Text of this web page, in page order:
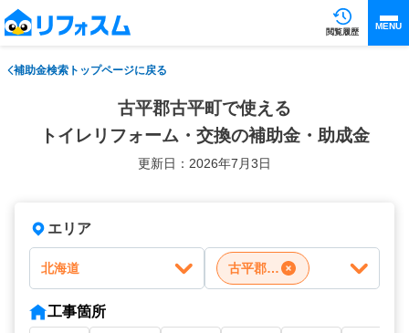
閲覧履歴
MENU
補助金検索トップページに戻る
古平郡古平町で使える
トイレリフォーム・交換の補助金・助成金
更新日：2026年7月3日
エリア
北海道 古平郡古平町
工事箇所